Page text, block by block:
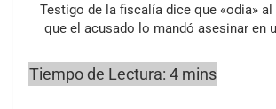
Testigo de la fiscalía dice que «odia» al
que el acusado lo mandó asesinar en